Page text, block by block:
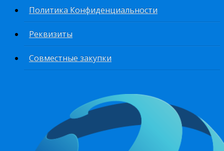
Политика Конфиденциальности
Реквизиты
Совместные закупки